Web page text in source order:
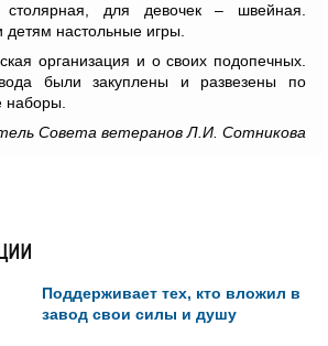
для девочек – швейная.
настольные игры.
организация и о своих подопечных.
были закуплены и развезены по
наборы.
Совета ветеранов Л.И. Сотникова
Поддерживает тех, кто вложил в
завод свои силы и душу